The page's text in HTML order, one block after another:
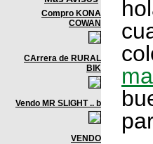
Compro KONA
COWAN
CArrera de RURAL
BIK
Vendo MR SLIGHT .. b
VENDO